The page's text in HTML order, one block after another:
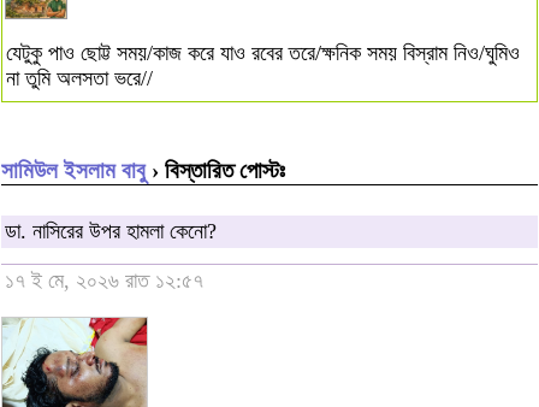
যেটুকু পাও ছোট্ট সময়/কাজ করে যাও রবের তরে/ক্ষনিক সময় বিস্রাম নিও/ঘুমিও
না তুমি অলসতা ভরে//
সামিউল ইসলাম বাবু› বিস্তারিত পোস্টঃ
ডা. নাসিরের উপর হামলা কেনো?
১৭ ই মে, ২০২৬ রাত ১২:৫৭